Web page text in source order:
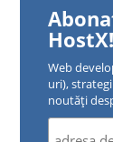
HostX!
Web
uri),
noutăți